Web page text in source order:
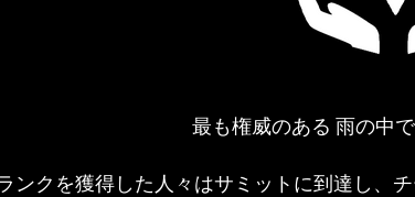
最も権威のある 雨の中
ンクを獲得した人々はサミットに到達し、